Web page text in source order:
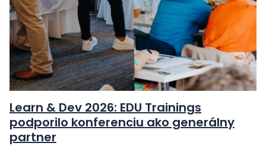
Learn & Dev 2026: EDU Trainings
podporilo konferenciu ako generálny
partner